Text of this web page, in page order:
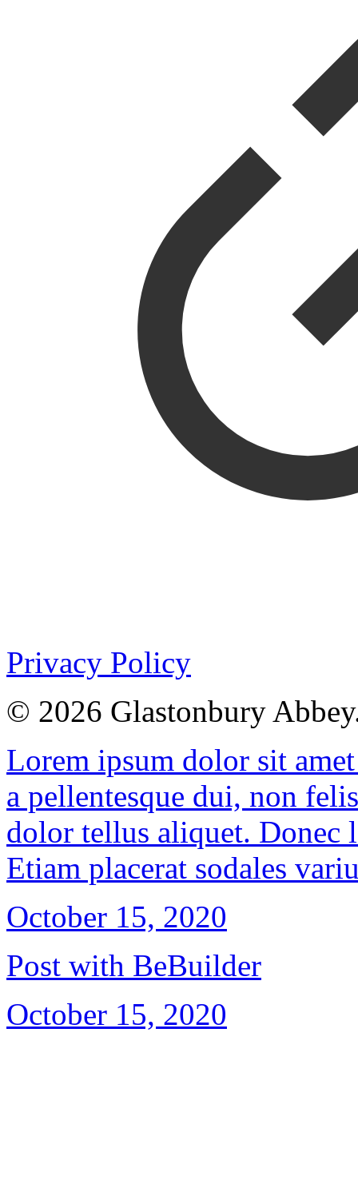
Privacy Policy
© 2026 Glastonbury
Lorem ipsum dolor sit
a pellentesque dui, non
dolor tellus aliquet. Donec
Etiam placerat sodales
October 15, 2020
Post with BeBuilder
October 15, 2020